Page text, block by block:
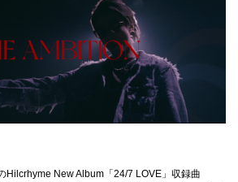
Mobile
Contact us
Sign In
Hilcrhyme New Album「24/7 LOVE」収録曲